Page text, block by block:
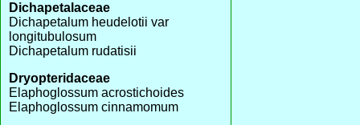
Dichapetalaceae
Dichapetalum heudelotii var
longitubulosum
Dichapetalum rudatisii
Dryopteridaceae
Elaphoglossum acrostichoides
Elaphoglossum cinnamomum